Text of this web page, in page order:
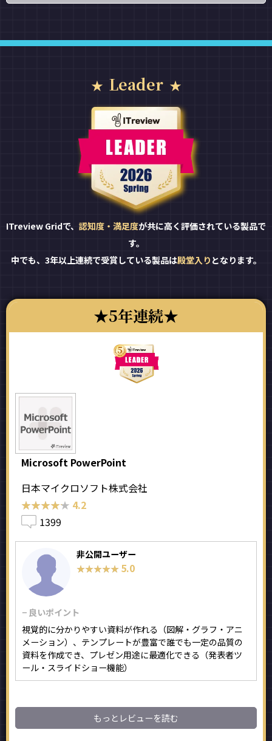
Leader
ITreview Gridで、 認知度・満足度が共に高く評価されている製品で
す。
中でも、3年以上連続で受賞している製品は殿堂入り となります。
5年連続
Microsoft PowerPoint
日本マイクロソフト株式会社
★★★★★
★★★★★ 4.2
1399
非公開ユーザー
★★★★★
★★★★★ 5.0
− 良いポイント
視覚的に分かりやすい資料が作れる（図解・グラフ・アニ
メーション）、テンプレートが豊富で誰でも一定の品質の
資料を作成でき、プレゼン用途に最適化できる（発表者ツ
ール・スライドショー機能）
もっとレビューを読む